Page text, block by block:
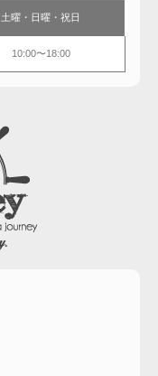
土曜・ 日曜・祝日
10:00〜18:00